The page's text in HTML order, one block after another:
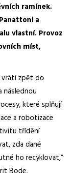
ramínek.
a
vlastní. Provoz
míst,
vrátí zpět do
které splňují
a robotizace
třídění
zda dané
ho recyklovat,“
Bode.